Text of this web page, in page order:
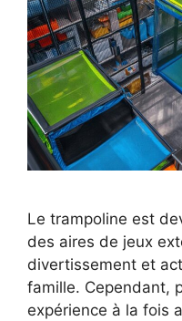
Le trampoline est
des aires de jeux
divertissement et
famille. Cependant,
expérience à la fois